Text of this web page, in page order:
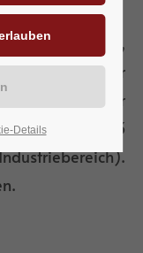
somit ideal für
42 ( zur
31-33
Details